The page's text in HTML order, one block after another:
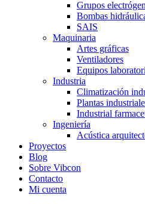
Grupos
Bombas
SAIS
Maquinaria
Artes gráficas
Ventiladores
Equipos
Industria
Climatización
Plantas
Industrial
Ingeniería
Acústica
Proyectos
Blog
Sobre Vibcon
Contacto
Mi cuenta